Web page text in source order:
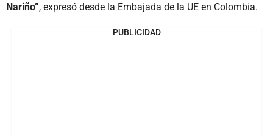
Nariño”, expresó desde la Embajada de la UE en Colombia.
PUBLICIDAD